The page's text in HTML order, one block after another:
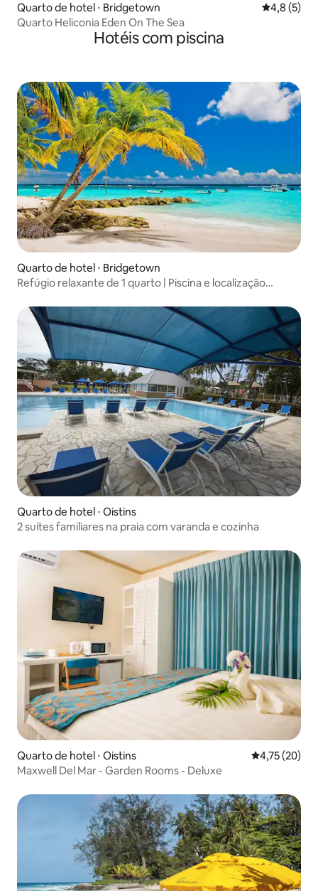
Quarto de hotel ⋅ Bridgetown 4,8 de
4,8 (5)
Quarto Heliconia Eden On The Sea
Hotéis com piscina
Quarto de hotel ⋅ Bridgetown
Refúgio relaxante de 1 quarto | Piscina e localização
Quarto de hotel ⋅ Oistins
2 suítes familiares na praia com varanda e cozinha
Quarto de hotel ⋅ Oistins 4,75 de uma
4,75 (20)
Maxwell Del Mar - Garden Rooms - Deluxe